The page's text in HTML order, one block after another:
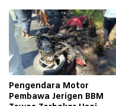
Pengendara Motor
Pembawa Jerigen BBM